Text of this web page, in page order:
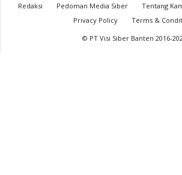
Redaksi Pedoman Media Siber Tentang
Privacy Policy
Terms &
© PT Visi Siber Banten 2016-